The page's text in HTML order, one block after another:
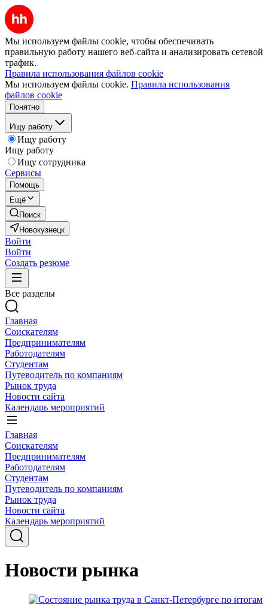
Мы используем файлы cookie, чтобы обеспечивать
правильную работу нашего веб-сайта и анализировать сетевой
трафик.
Правила использования файлов cookie
Мы используем файлы cookie. Правила использования
файлов cookie
Понятно
Ищу работу
Ищу работу
Ищу работу
Ищу сотрудника
Сервисы
Помощь
Ещё
Поиск
Новокузнецк
Войти
Войти
Создать резюме
Все разделы
Главная
Соискателям
Предпринимателям
Работодателям
Студентам
Путеводитель по компаниям
Рынок труда
Новости сайта
Календарь мероприятий
Главная
Соискателям
Предпринимателям
Работодателям
Студентам
Путеводитель по компаниям
Рынок труда
Новости сайта
Календарь мероприятий
Новости рынка